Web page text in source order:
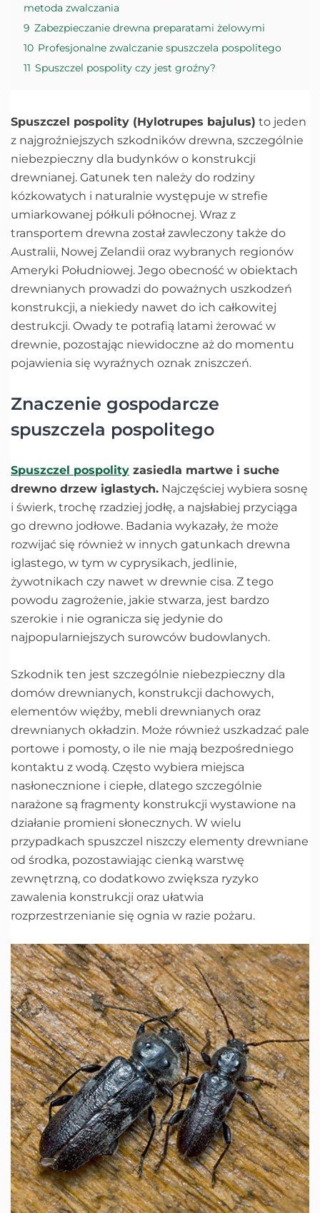
metoda zwalczania
9 Zabezpieczanie drewna preparatami żelowymi
10 Profesjonalne zwalczanie spuszczela pospolitego
11 Spuszczel pospolity czy jest groźny?
Spuszczel pospolity (Hylotrupes bajulus) to jeden
z najgroźniejszych szkodników drewna, szczególnie
niebezpieczny dla budynków o konstrukcji
drewnianej. Gatunek ten należy do rodziny
kózkowatych i naturalnie występuje w strefie
umiarkowanej półkuli północnej. Wraz z
transportem drewna został zawleczony także do
Australii, Nowej Zelandii oraz wybranych regionów
Ameryki Południowej. Jego obecność w obiektach
drewnianych prowadzi do poważnych uszkodzeń
konstrukcji, a niekiedy nawet do ich całkowitej
destrukcji. Owady te potrafią latami żerować w
drewnie, pozostając niewidoczne aż do momentu
pojawienia się wyraźnych oznak zniszczeń.
Znaczenie gospodarcze
spuszczela pospolitego
Spuszczel pospolity zasiedla martwe i suche
drewno drzew iglastych. Najczęściej wybiera sosnę
i świerk, trochę rzadziej jodłę, a najsłabiej przyciąga
go drewno jodłowe. Badania wykazały, że może
rozwijać się również w innych gatunkach drewna
iglastego, w tym w cyprysikach, jedlinie,
żywotnikach czy nawet w drewnie cisa. Z tego
powodu zagrożenie, jakie stwarza, jest bardzo
szerokie i nie ogranicza się jedynie do
najpopularniejszych surowców budowlanych.
Szkodnik ten jest szczególnie niebezpieczny dla
domów drewnianych, konstrukcji dachowych,
elementów więźby, mebli drewnianych oraz
drewnianych okładzin. Może również uszkadzać pale
portowe i pomosty, o ile nie mają bezpośredniego
kontaktu z wodą. Często wybiera miejsca
nasłonecznione i ciepłe, dlatego szczególnie
narażone są fragmenty konstrukcji wystawione na
działanie promieni słonecznych. W wielu
przypadkach spuszczel niszczy elementy drewniane
od środka, pozostawiając cienką warstwę
zewnętrzną, co dodatkowo zwiększa ryzyko
zawalenia konstrukcji oraz ułatwia
rozprzestrzenianie się ognia w razie pożaru.